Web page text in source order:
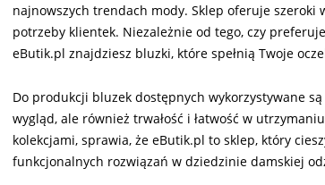
najnowszych trendach mody. Sklep oferuje
potrzeby klientek. Niezależnie od tego, czy
eButik.pl znajdziesz bluzki, które spełnią Twoje
Do produkcji bluzek dostępnych wykorzystywane
wygląd, ale również trwałość i łatwość w
kolekcjami, sprawia, że eButik.pl to sklep, który
funkcjonalnych rozwiązań w dziedzinie damskiej